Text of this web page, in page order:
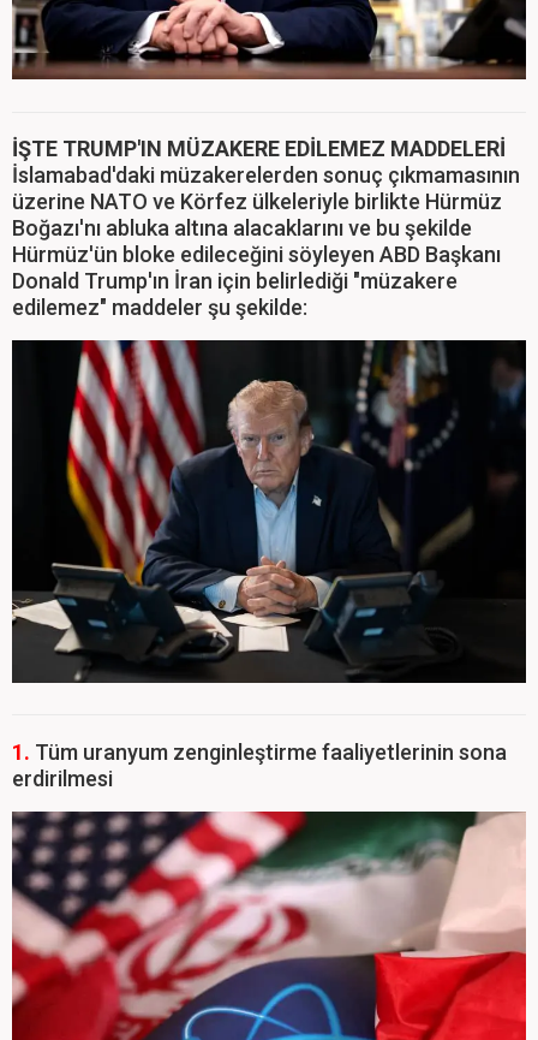
İŞTE TRUMP'IN MÜZAKERE EDİLEMEZ MADDELERİ
İslamabad'daki müzakerelerden sonuç çıkmamasının
üzerine NATO ve Körfez ülkeleriyle birlikte Hürmüz
Boğazı'nı abluka altına alacaklarını ve bu şekilde
Hürmüz'ün bloke edileceğini söyleyen ABD Başkanı
Donald Trump'ın İran için belirlediği "müzakere
edilemez" maddeler şu şekilde:
1. Tüm uranyum zenginleştirme faaliyetlerinin sona
erdirilmesi